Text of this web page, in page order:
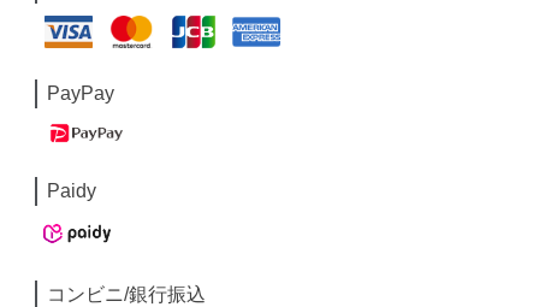
PayPay
Paidy
コンビニ/銀行振込